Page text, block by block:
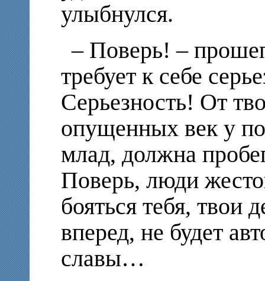
улыбнулся.
– Поверь! –
требует к себе
Серьезность! От
опущенных век у
млад, должна
Поверь, люди
бояться тебя, твои
вперед, не будет
славы…